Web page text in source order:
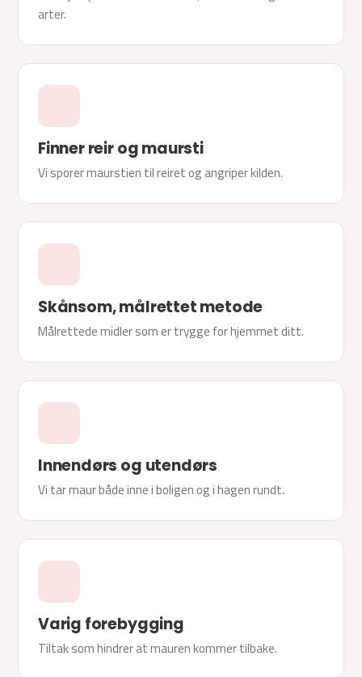
arter.
Finner reir og maursti
Vi sporer maurstien til reiret og angriper kilden.
Skånsom, målrettet metode
Målrettede midler som er trygge for hjemmet ditt.
Innendørs og utendørs
Vi tar maur både inne i boligen og i hagen rundt.
Varig forebygging
Tiltak som hindrer at mauren kommer tilbake.